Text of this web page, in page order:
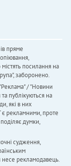
пряме
посилання на
заборонено.
/ "Новини
публікуються на
які в них
рекламними, проте
думки,
судження,
несе рекламодавець.